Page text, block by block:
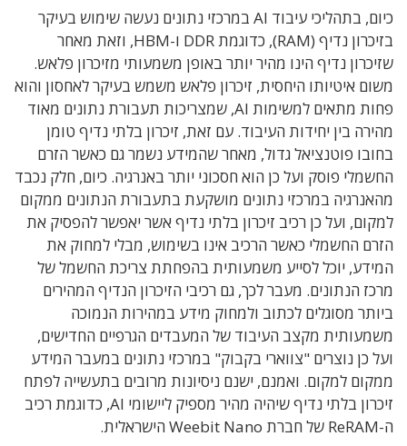
כיום, בתהליכי עיבוד AI במרכזי נתונים נעשה שימוש בעיקר
בזיכרון נדיף (RAM), כדוגמת DDR ו-HBM, וזאת מאחר
שזיכרון נדיף הינו מהיר יותר באופן משמעותי מזיכרון פלאש.
משום איטיותו היחסית, זיכרון פלאש משמש בעיקר לאחסון והוא
פחות מתאים למשימות AI, שמצריכות תעבורת נתונים מאוד
מהירה בין יחידות העיבוד. עם זאת, זיכרון בלתי נדיף טומן
בחובו פוטנציאל גדול, מאחר שהמידע נשמר גם כאשר הזרם
החשמלי פוסק ועל כן הוא חסכוני יותר באנרגיה. כיום, חלק נכבד
מהאנרגיה במרכזי נתונים מושקעת בתעבורת הנתונים ממקום
למקום, ועל כן רכיב זיכרון בלתי נדיף אשר יאפשר להפסיק את
הזרם החשמלי כאשר הרכיב אינו בשימוש, מבלי למחוק את
המידע, יוכל לסייע משמעותית בהפחתת צריכת החשמל של
מרכז הנתונים. מעבר לכך, גם רכיבי הזיכרון הנדיף המהירים
ביותר מסוגלים לכתוב ולמחוק מידע במהירות הנמוכה
משמעותית מקצב העיבוד של המעבדים הגרפיים החדישים,
ועל כן נוצרים "צווארי בקבוק" במרכזי נתונים במעבר המידע
ממקום למקום. ואמנם, ישנם ניסיונות מרובים בתעשייה לפתח
זיכרון בלתי נדיף שיהיה מהיר מספיק ליישומי AI, כדוגמת רכיב
ה-ReRAM של חברת Weebit Nano הישראלית.